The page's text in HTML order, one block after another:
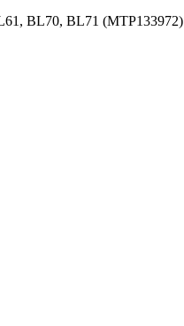
BL70, BL71 (MTP133972)